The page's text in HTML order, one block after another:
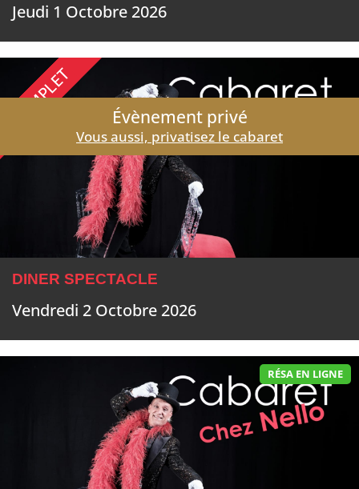
Jeudi 1 Octobre 2026
COMPLET Évènement privé
Vous aussi, privatisez le cabaret
DINER SPECTACLE
Vendredi 2 Octobre 2026
RÉSA EN LIGNE